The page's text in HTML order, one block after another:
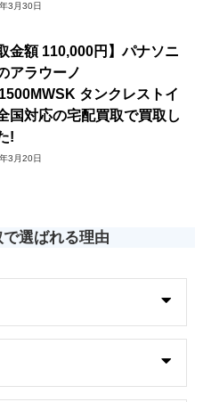
3月30日
金額 110,000円】パナソニ
アラウーノ
タンクレストイ
国対応の宅配買取で買取し
!
3月20日
選ばれる理由